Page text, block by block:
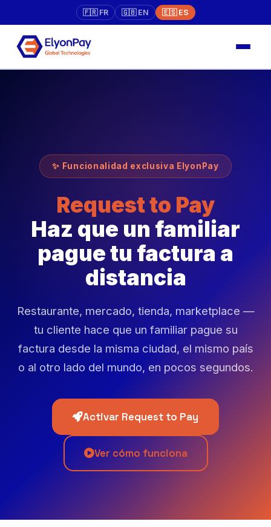
🇫🇷 FR 🇬🇧 EN 🇪🇸 ES
✨ Funcionalidad exclusiva ElyonPay
Request to Pay
Haz que un familiar
pague tu factura a
distancia
Restaurante, mercado, tienda, marketplace —
tu cliente hace que un familiar pague su
factura desde la misma ciudad, el mismo país
o al otro lado del mundo, en pocos segundos.
Activar Request to Pay
Ver cómo funciona